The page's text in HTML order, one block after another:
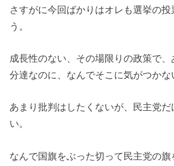
さすがに今回ばかりはオレも選挙の
う。
成長性のない、その場限りの政策で
分達なのに、なんでそこに気がつかな
あまり批判はしたくないが、民主党だ
い。
なんで国旗をぶった切って民主党の